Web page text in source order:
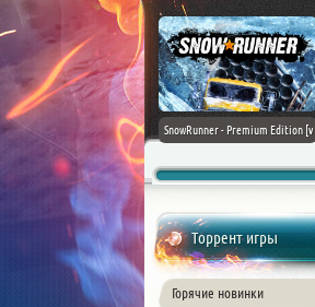
Assassin's Creed Black Flag
Resynced (2026) PC
SnowRunner - Premium Edition [v
Торрент игры
Горячие новинки